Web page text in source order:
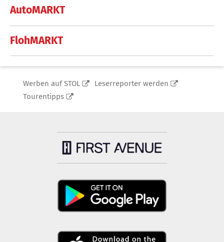
AutoMARKT
FlohMARKT
Werben auf STOL
Leserreporter werden
Tourentipps